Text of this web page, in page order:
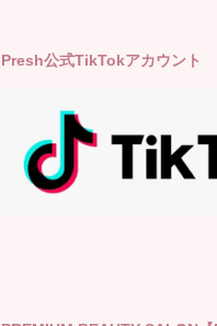
Presh公式TikTokアカウント